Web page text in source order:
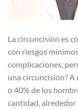
La circuncisión es
con riesgos
complicaciones,
una circuncisión?
o 40% de los
cantidad,